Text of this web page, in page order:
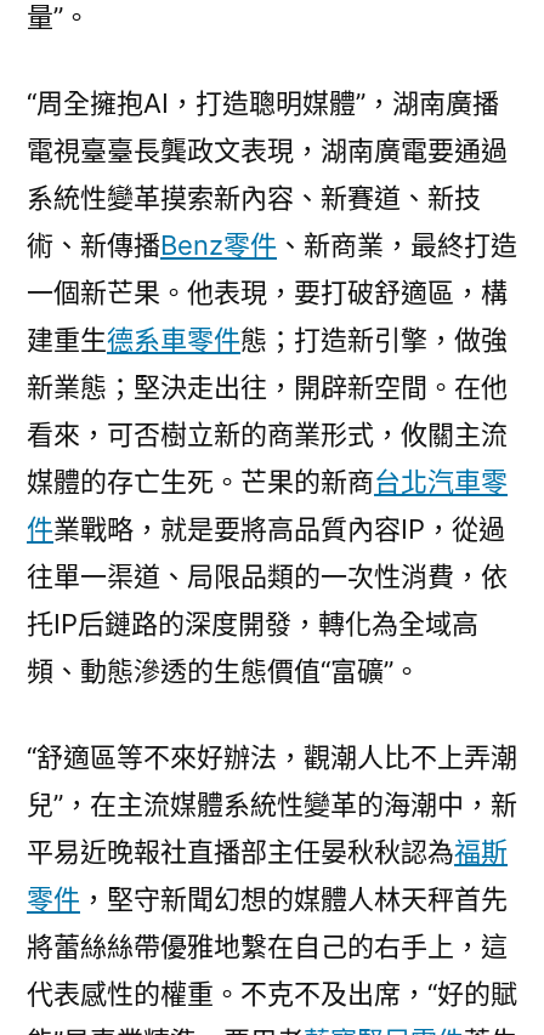
量”。
“周全擁抱AI，打造聰明媒體”，湖南廣播
電視臺臺長龔政文表現，湖南廣電要通過
系統性變革摸索新內容、新賽道、新技
術、新傳播Benz零件 、新商業，最終打造
一個新芒果。他表現，要打破舒適區，構
建重生德系車零件態；打造新引擎，做強
新業態；堅決走出往，開辟新空間。在他
看來，可否樹立新的商業形式，攸關主流
媒體的存亡生死。芒果的新商台北汽車零
件業戰略，就是要將高品質內容IP，從過
往單一渠道、局限品類的一次性消費，依
托IP后鏈路的深度開發，轉化為全域高
頻、動態滲透的生態價值“富礦”。
“舒適區等不來好辦法，觀潮人比不上弄潮
兒”，在主流媒體系統性變革的海潮中，新
平易近晚報社直播部主任晏秋秋認為福斯
零件 ，堅守新聞幻想的媒體人林天秤首先
將蕾絲絲帶優雅地繫在自己的右手上，這
代表感性的權重。不克不及出席，“好的賦